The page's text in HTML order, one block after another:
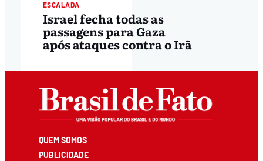
ESCALADA
Israel fecha todas as
passagens para Gaza
após ataques contra o Irã
QUEM SOMOS
PUBLICIDADE